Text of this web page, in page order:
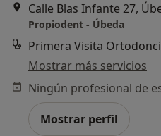
Calle Blas Infante 27,
Propiodent - Úbeda
Primera Visita
Mostrar más servicios
Mostrar perfil